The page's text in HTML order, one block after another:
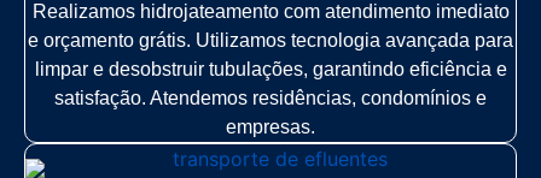
Realizamos hidrojateamento com atendimento imediato
e orçamento grátis. Utilizamos tecnologia avançada para
limpar e desobstruir tubulações, garantindo eficiência e
satisfação. Atendemos residências, condomínios e
empresas.